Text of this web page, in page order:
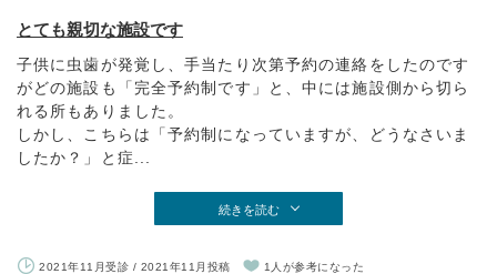
とても親切な施設です
子供に虫歯が発覚し、手当たり次第予約の連絡をしたのです
がどの施設も「完全予約制です」と、中には施設側から切ら
れる所もありました。
しかし、こちらは「予約制になっていますが、どうなさいま
したか？」と症...
続きを読む
2021年11月受診 / 2021年11月投稿 1人が参考になった